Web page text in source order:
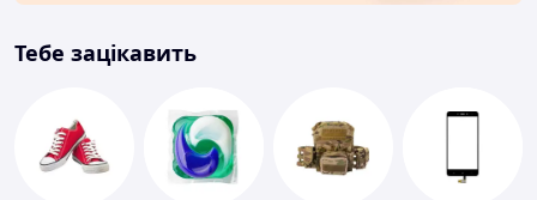
Тебе зацікавить